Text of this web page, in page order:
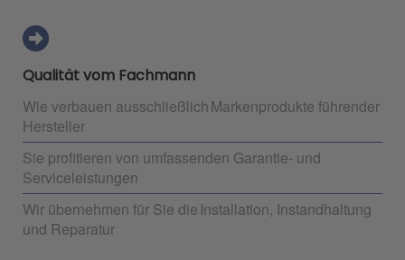
Qualität vom Fachmann
Wie verbauen ausschließlich Markenprodukte führender
Hersteller
Sie profitieren von umfassenden Garantie- und
Serviceleistungen
Wir übernehmen für Sie die Installation, Instandhaltung
und Reparatur